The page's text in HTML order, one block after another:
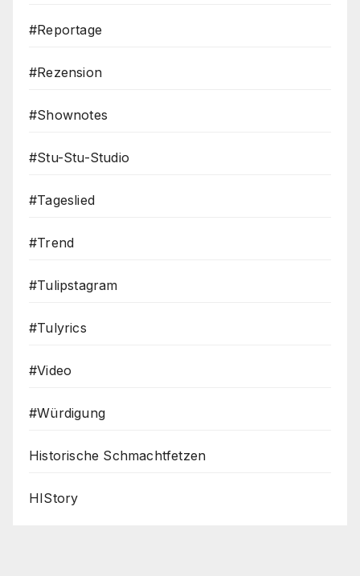
#Reportage
#Rezension
#Shownotes
#Stu-Stu-Studio
#Tageslied
#Trend
#Tulipstagram
#Tulyrics
#Video
#Würdigung
Historische Schmachtfetzen
HIStory